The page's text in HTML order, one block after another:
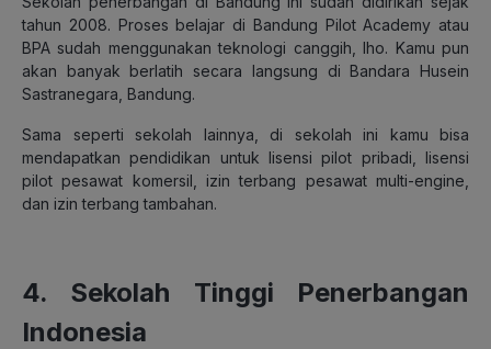
tahun 2008. Proses belajar di Bandung Pilot Academy atau
BPA sudah menggunakan teknologi canggih, lho. Kamu pun
akan banyak berlatih secara langsung di Bandara Husein
Sastranegara, Bandung.
Sama seperti sekolah lainnya, di sekolah ini kamu bisa
mendapatkan pendidikan untuk lisensi pilot pribadi, lisensi
pilot pesawat komersil, izin terbang pesawat multi-engine,
dan izin terbang tambahan.
4. Sekolah Tinggi Penerbangan
Indonesia